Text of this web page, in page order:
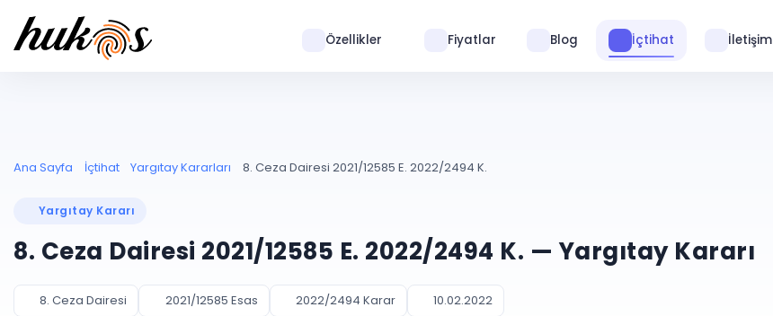
Özellikler Fiyatlar Blog İçtihat İletişim
Ana Sayfa İçtihat Yargıtay Kararları 8. Ceza Dairesi 2021/12585 E. 2022/2494 K.
Yargıtay Kararı
8. Ceza Dairesi 2021/12585 E. 2022/2494 K. — Yargıtay Kararı
8. Ceza Dairesi 2021/12585 Esas 2022/2494 Karar 10.02.2022